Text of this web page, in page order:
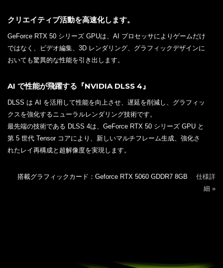
クリエイティブ活動を高速化します。
GeForce RTX 50 シリーズ GPUは、AI プロセッサによりゲームだけ
ではなく、ビデオ編集、3D レンダリング、グラフィックデザインに
おいても驚異的な性能を引き出します。
AI で性能が飛躍する『NVIDIA DLSS 4』
DLSS は AI を活用して性能を向上させ、遅延を削減し、グラフィッ
クスを強化するニューラルレンダリング技術です。
最先端の技術である DLSS 4は、GeForce RTX 50 シリーズ GPU と
第 5 世代 Tensor コアにより、新しいマルチフレーム生成、強化さ
れたレイ再構成と超解像度を実現します。
搭載グラフィックカード：Geforce RTX 5060 GDDR7 8GB 仕様詳
細 »